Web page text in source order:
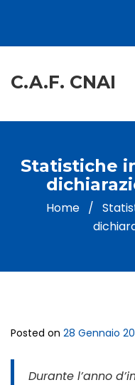
C.A.F. CNAI
Statistiche
Home/
Posted on 28 Gennaio
Durante l’anno